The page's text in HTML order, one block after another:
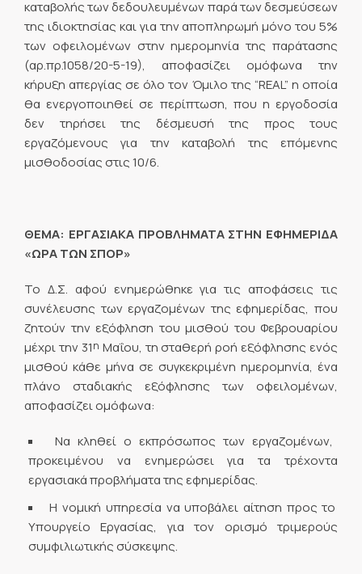
καταβολής των δεδουλευμένων παρά των δεσμεύσεων
της ιδιοκτησίας και για την αποπληρωμή μόνο του 5%
των οφειλομένων στην ημερομηνία της παράτασης
(αρ.πρ.1058/20-5-19), αποφασίζει ομόφωνα την
κήρυξη απεργίας σε όλο τον Όμιλο της “REAL” η οποία
θα ενεργοποιηθεί σε περίπτωση, που η εργοδοσία
δεν τηρήσει της δέσμευσή της προς τους
εργαζόμενους για την καταβολή της επόμενης
μισθοδοσίας στις 10/6.
ΘΕΜΑ: ΕΡΓΑΣΙΑΚΑ ΠΡΟΒΛΗΜΑΤΑ ΣΤΗΝ ΕΦΗΜΕΡΙΔΑ
«ΩΡΑ ΤΩΝ ΣΠΟΡ»
Το Δ.Σ. αφού ενημερώθηκε για τις αποφάσεις τις
συνέλευσης των εργαζομένων της εφημερίδας, που
ζητούν την εξόφληση του μισθού του Φεβρουαρίου
μέχρι την 31η Μαΐου, τη σταθερή ροή εξόφλησης ενός
μισθού κάθε μήνα σε συγκεκριμένη ημερομηνία, ένα
πλάνο σταδιακής εξόφλησης των οφειλομένων,
αποφασίζει ομόφωνα:
Να κληθεί ο εκπρόσωπος των εργαζομένων,
προκειμένου να ενημερώσει για τα τρέχοντα
εργασιακά προβλήματα της εφημερίδας.
Η νομική υπηρεσία να υποβάλει αίτηση προς το
Υπουργείο Εργασίας, για τον ορισμό τριμερούς
συμφιλιωτικής σύσκεψης.